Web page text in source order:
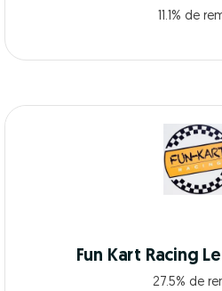
11.1% de
Fun Kart Racing
27.5% de